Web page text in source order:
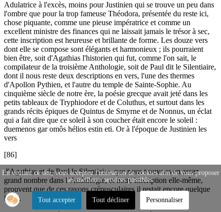
Adulatrice à l'excès, moins pour Justinien qui se trouve un peu dans
l'ombre que pour la trop fameuse Théodora, présentée du reste ici,
chose piquante, comme une pieuse impératrice et comme un
excellent ministre des finances qui ne laissait jamais le trésor à sec,
cette inscription est heureuse et brillante de forme. Les douze vers
dont elle se compose sont élégants et harmonieux ; ils pourraient
bien être, soit d'Agathias l'historien qui fut, comme l'on sait, le
compilateur de la troisième Anthologie, soit de Paul dit le Silentiaire,
dont il nous reste deux descriptions en vers, l'une des thermes
d'Apollon Pythien, et l'autre du temple de Sainte-Sophie. Au
cinquième siècle de notre ère, la poésie grecque avait jeté dans les
petits tableaux de Tryphiodore et de Coluthus, et surtout dans les
grands récits épiques de Quintus de Smyrne et de Nonnus, un éclat
qui a fait dire que ce soleil à son coucher était encore le soleil :
duemenos gar omôs hélios estin eti. Or à l'époque de Justinien les
vers
[86]
d'Agathias et de Paul le Silentiaire, que nous trouvons en assez
grand nombre dans l’Anthologie, et notre inscription elle-même,
prouvent que de ces rayons crépusculaires il restait encore quelque
lueur.
En visitant ce site, vous acceptez l'utilisation de cookies afin de vous proposer
les meilleurs services possibles.
Tout accepter Tout décliner Personnaliser